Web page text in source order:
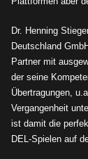
Dr. Henning
Deutschland
Partner mit
der seine
Übertragungen,
Vergangenheit
ist damit die
DEL-Spielen auf